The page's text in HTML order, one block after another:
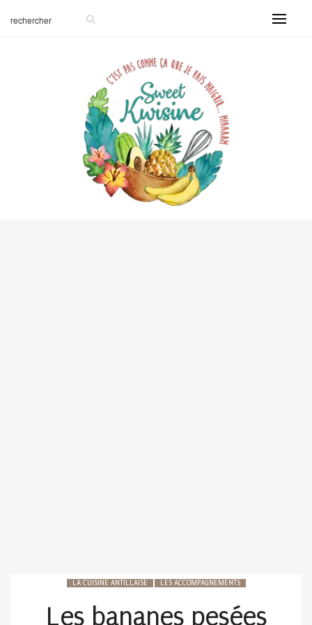
LA CUISINE ANTILLAISE LES ACCOMPAGNEMENTS
Les bananes pesées